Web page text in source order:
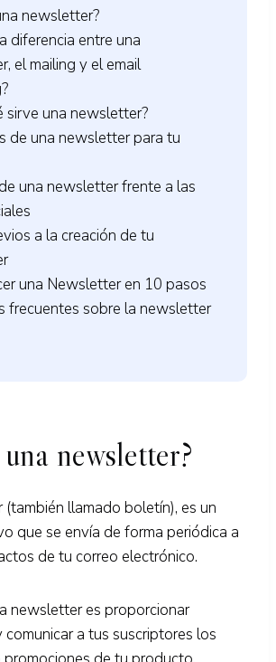
newsletter?
diferencia entre una
el mailing y el email
sirve una newsletter?
de una newsletter para tu
una newsletter frente a las
a la creación de tu
una Newsletter en 10 pasos
frecuentes sobre la newsletter
newsletter?
llamado boletín), es un
que se envía de forma periódica a
de tu correo electrónico.
newsletter es proporcionar
a tus suscriptores los